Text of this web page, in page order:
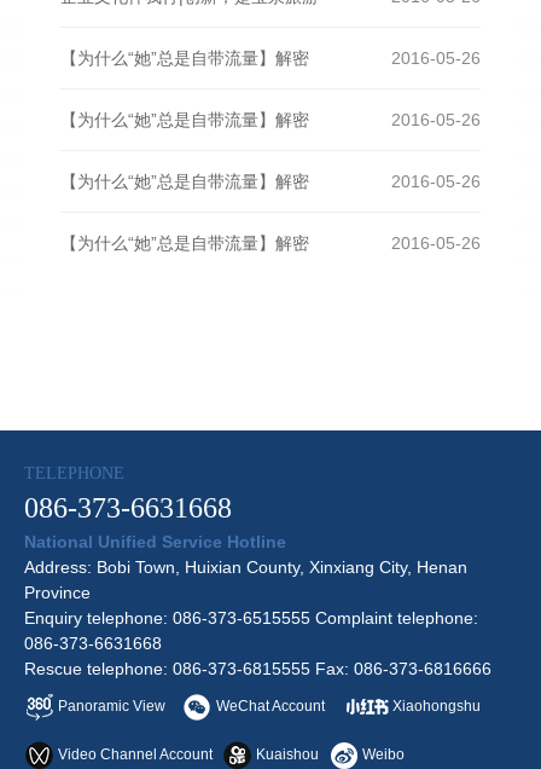
2016-05-26
【为什么“她”总是自带流量】解密
2016-05-26
【为什么“她”总是自带流量】解密
2016-05-26
【为什么“她”总是自带流量】解密
2016-05-26
【为什么“她”总是自带流量】解密
TELEPHONE
086-373-6631668
National Unified Service Hotline
Address: Bobi Town, Huixian County, Xinxiang City, Henan
Province
Enquiry telephone: 086-373-6515555 Complaint telephone:
086-373-6631668
Rescue telephone: 086-373-6815555 Fax: 086-373-6816666
Panoramic View WeChat Account Xiaohongshu
Video Channel Account Kuaishou Weibo